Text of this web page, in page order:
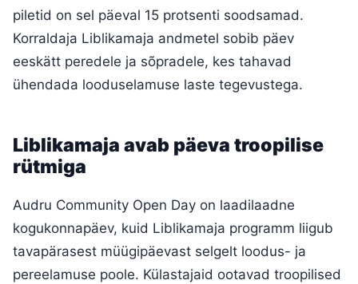
piletid on sel päeval 15 protsenti soodsamad.
Korraldaja Liblikamaja andmetel sobib päev
eeskätt peredele ja sõpradele, kes tahavad
ühendada looduselamuse laste tegevustega.
Liblikamaja avab päeva troopilise
rütmiga
Audru Community Open Day on laadilaadne
kogukonnapäev, kuid Liblikamaja programm liigub
tavapärasest müügipäevast selgelt loodus- ja
pereelamuse poole. Külastajaid ootavad troopilised